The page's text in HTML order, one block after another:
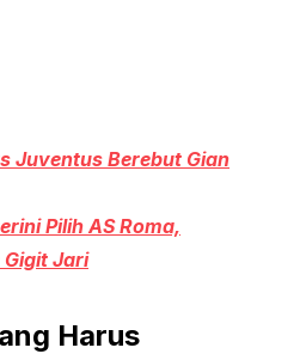
Juventus Berebut Gian
Pilih AS Roma,
Jari
Harus